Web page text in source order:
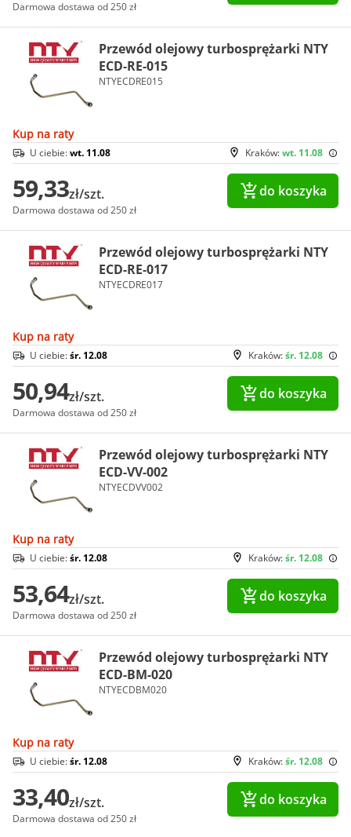
Darmowa dostawa od 250 zł
Przewód olejowy turbosprężarki NTY
ECD-RE-015
NTYECDRE015
Kup na raty
Kraków:wt. 11.08
U ciebie:wt. 11.08
59,33zł/szt.
Darmowa dostawa od 250 zł
do koszyka
Przewód olejowy turbosprężarki NTY
ECD-RE-017
NTYECDRE017
Kup na raty
Kraków:śr. 12.08
U ciebie:śr. 12.08
50,94zł/szt.
Darmowa dostawa od 250 zł
do koszyka
Przewód olejowy turbosprężarki NTY
ECD-VV-002
NTYECDVV002
Kup na raty
Kraków:śr. 12.08
U ciebie:śr. 12.08
53,64zł/szt.
Darmowa dostawa od 250 zł
do koszyka
Przewód olejowy turbosprężarki NTY
ECD-BM-020
NTYECDBM020
Kup na raty
Kraków:śr. 12.08
U ciebie:śr. 12.08
33,40zł/szt.
Darmowa dostawa od 250 zł
do koszyka